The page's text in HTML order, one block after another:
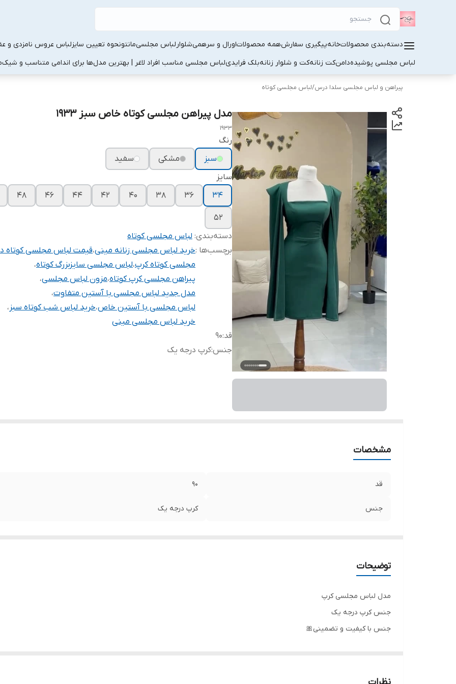
دسته‌بندی محصولاتخانهپیگیری سفارشهمه محصولاتاورال و سرهمیشلوارلباس مجلسیمانتونحوه تعیین سایزلباس عروس نامزدی و
لباس مجلسی پوشیدهدامنکت زنانهکت و شلوار زنانهبلک فرایدیلباس مجلسی مناسب افراد لاغر | بهترین مدل‌ها برای اندامی متناسب و شیک
پیراهن و لباس مجلسی سلدا درس/لباس مجلسی کوتاه
مدل پیراهن مجلسی کوتاه خاص سبز ۱۹۳۳
1933
رنگ
سبز
مشکی
سفید
سایز
۳۴
۳۶ ۳۸ ۴۰ ۴۲ ۴۴ ۴۶ ۴۸
۵۲
دسته‌بندی: لباس مجلسی کوتاه
برچسب‌ها :خرید لباس مجلسی زنانه مینی،قیمت لباس مجلسی کوتاه
مجلسی کوتاه کرپ،لباس مجلسی سایزبزرگ کوتاه،
پیراهن مجلسی کرپ کوتاه،مزون لباس مجلسی،
مدل جدید لباس مجلسی با آستین متفاوت،
لباس مجلسی با آستین خاص،خرید لباس شب کوتاه سبز ،
خرید لباس مجلسی مینی
قد:۹۰
جنس:کرپ درجه یک
مشخصات
قد ۹۰
جنس کرپ درجه یک
توضیحات
مدل لباس مجلسی کرپ
جنس کرپ درجه یک
جنس با کیفیت و تضمینی🎀
.